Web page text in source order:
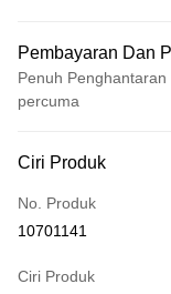
Pembayaran Dan
Penuh
percuma
Kad Kredit (Bayaran
Ansuran Kad Kredit
Taiwan
6 ansuran pada
Ciri Produk
No. Produk
10701141
Ciri Produk